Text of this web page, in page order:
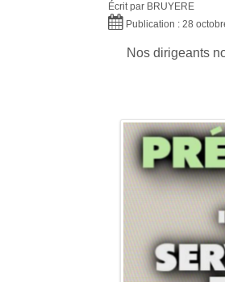
Écrit par BRUYERE
Publication : 28
Nos dirigeants